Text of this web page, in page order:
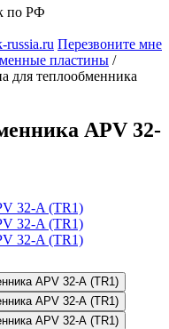
по РФ
russia.ru Перезвоните мне
пластины /
для теплообменника
APV 32-